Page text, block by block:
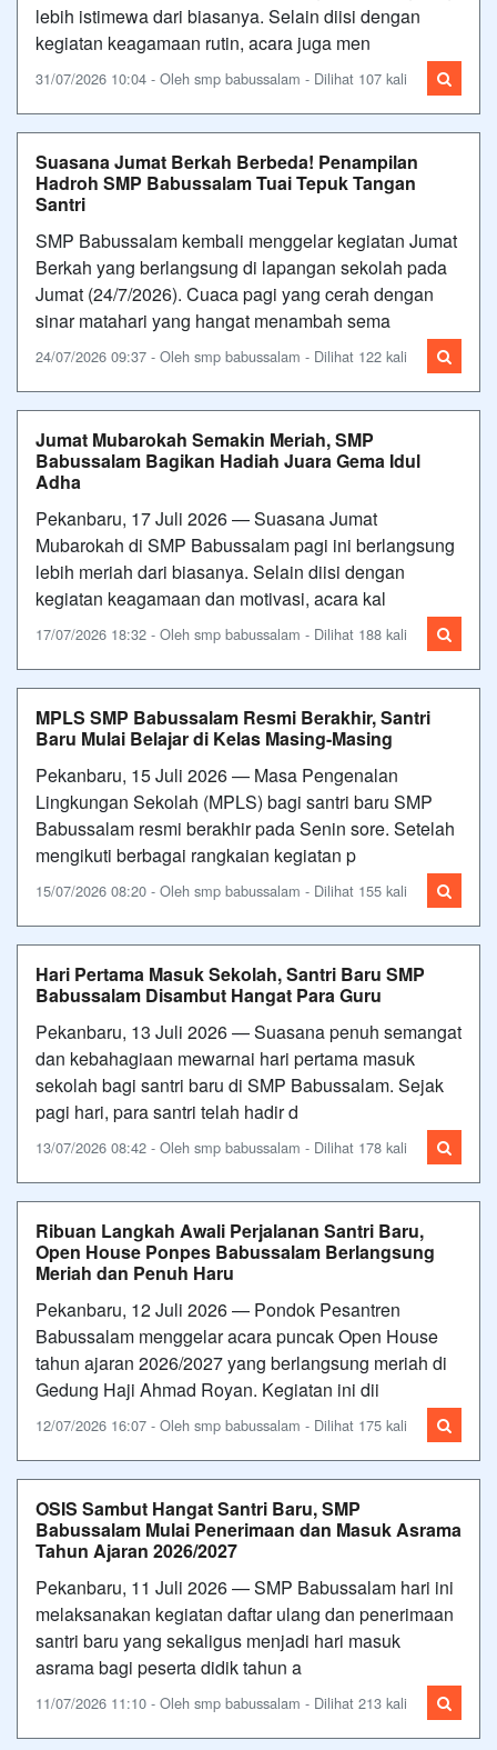
lebih istimewa dari biasanya. Selain diisi dengan
kegiatan keagamaan rutin, acara juga men
31/07/2026 10:04 - Oleh smp babussalam - Dilihat 107 kali
Suasana Jumat Berkah Berbeda! Penampilan
Hadroh SMP Babussalam Tuai Tepuk Tangan
Santri
SMP Babussalam kembali menggelar kegiatan Jumat
Berkah yang berlangsung di lapangan sekolah pada
Jumat (24/7/2026). Cuaca pagi yang cerah dengan
sinar matahari yang hangat menambah sema
24/07/2026 09:37 - Oleh smp babussalam - Dilihat 122 kali
Jumat Mubarokah Semakin Meriah, SMP
Babussalam Bagikan Hadiah Juara Gema Idul
Adha
Pekanbaru, 17 Juli 2026 — Suasana Jumat
Mubarokah di SMP Babussalam pagi ini berlangsung
lebih meriah dari biasanya. Selain diisi dengan
kegiatan keagamaan dan motivasi, acara kal
17/07/2026 18:32 - Oleh smp babussalam - Dilihat 188 kali
MPLS SMP Babussalam Resmi Berakhir, Santri
Baru Mulai Belajar di Kelas Masing-Masing
Pekanbaru, 15 Juli 2026 — Masa Pengenalan
Lingkungan Sekolah (MPLS) bagi santri baru SMP
Babussalam resmi berakhir pada Senin sore. Setelah
mengikuti berbagai rangkaian kegiatan p
15/07/2026 08:20 - Oleh smp babussalam - Dilihat 155 kali
Hari Pertama Masuk Sekolah, Santri Baru SMP
Babussalam Disambut Hangat Para Guru
Pekanbaru, 13 Juli 2026 — Suasana penuh semangat
dan kebahagiaan mewarnai hari pertama masuk
sekolah bagi santri baru di SMP Babussalam. Sejak
pagi hari, para santri telah hadir d
13/07/2026 08:42 - Oleh smp babussalam - Dilihat 178 kali
Ribuan Langkah Awali Perjalanan Santri Baru,
Open House Ponpes Babussalam Berlangsung
Meriah dan Penuh Haru
Pekanbaru, 12 Juli 2026 — Pondok Pesantren
Babussalam menggelar acara puncak Open House
tahun ajaran 2026/2027 yang berlangsung meriah di
Gedung Haji Ahmad Royan. Kegiatan ini dii
12/07/2026 16:07 - Oleh smp babussalam - Dilihat 175 kali
OSIS Sambut Hangat Santri Baru, SMP
Babussalam Mulai Penerimaan dan Masuk Asrama
Tahun Ajaran 2026/2027
Pekanbaru, 11 Juli 2026 — SMP Babussalam hari ini
melaksanakan kegiatan daftar ulang dan penerimaan
santri baru yang sekaligus menjadi hari masuk
asrama bagi peserta didik tahun a
11/07/2026 11:10 - Oleh smp babussalam - Dilihat 213 kali